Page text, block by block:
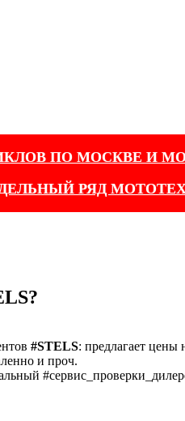
ПО МОСКВЕ И
РЯД
#STELS: предлагает
и проч.